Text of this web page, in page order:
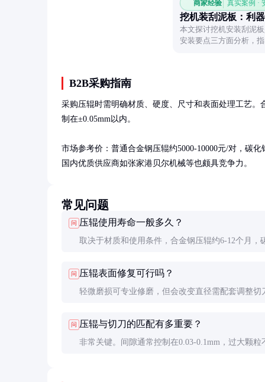
商家经验 真实案例 ·
挖机装刮泥板：利
本文探讨挖机安装刮泥
安装要点三方面分析，
B2B采购指南
采购压辊时需明确材质、硬度、尺寸和表面处理工艺
制在±0.05mm以内。
市场参考价：普通合金钢压辊约5000-10000元/对，碳
国内优质供应商如张家港贝尔机械等也颇具竞争力。
常见问题
问 压辊使用寿命一般多久？
取决于材质和使用条件，合金钢压辊约6-12个月，
问 压辊表面修复可行吗？
轻微磨损可专业修磨，但会改变直径需配套调整切
问 压辊与切刀的匹配有多重要？
非常关键。间隙通常控制在0.03-0.1mm，过大颗粒